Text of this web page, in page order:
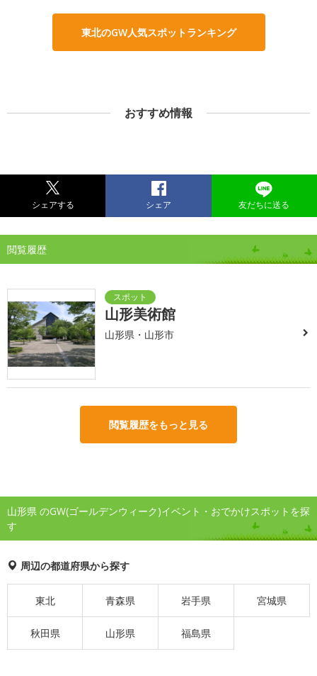
東北のGW人気スポットランキング
おすすめ情報
シェアする シェア 友だちに送る
閲覧履歴
山形美術館
山形県・山形市
閲覧履歴をもっと見る
山形県 のGW(ゴールデンウィーク)イベント・おでかけスポットを探
す
周辺の都道府県から探す
東北 青森県 岩手県 宮城県
秋田県 山形県 福島県